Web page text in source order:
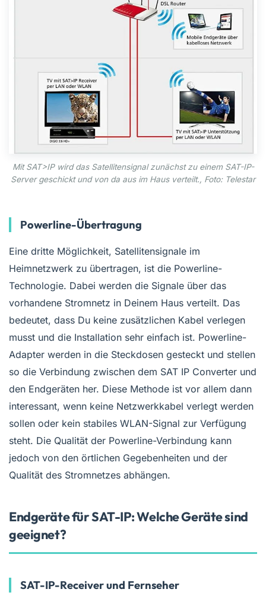
Mit SAT>IP wird das Satellitensignal zunächst zu einem SAT-IP-
Server geschickt und von da aus im Haus verteilt., Foto: Telestar
Powerline-Übertragung
Eine dritte Möglichkeit, Satellitensignale im
Heimnetzwerk zu übertragen, ist die Powerline-
Technologie. Dabei werden die Signale über das
vorhandene Stromnetz in Deinem Haus verteilt. Das
bedeutet, dass Du keine zusätzlichen Kabel verlegen
musst und die Installation sehr einfach ist. Powerline-
Adapter werden in die Steckdosen gesteckt und stellen
so die Verbindung zwischen dem SAT IP Converter und
den Endgeräten her. Diese Methode ist vor allem dann
interessant, wenn keine Netzwerkkabel verlegt werden
sollen oder kein stabiles WLAN-Signal zur Verfügung
steht. Die Qualität der Powerline-Verbindung kann
jedoch von den örtlichen Gegebenheiten und der
Qualität des Stromnetzes abhängen.
Endgeräte für SAT-IP: Welche Geräte sind
geeignet?
SAT-IP-Receiver und Fernseher